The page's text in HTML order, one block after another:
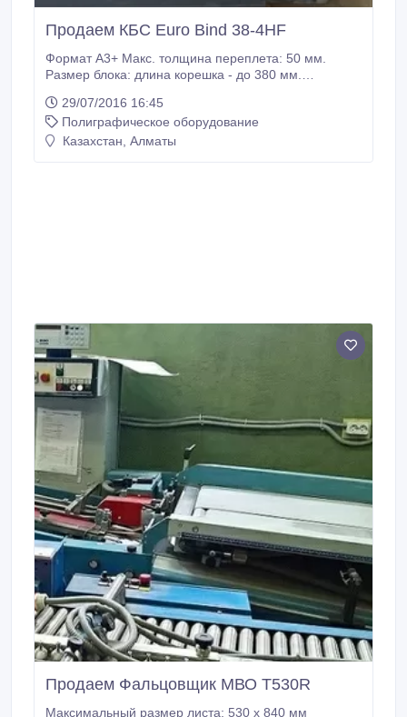
Продаем КБС Euro Bind 38-4HF
Формат А3+ Макс. толщина переплета: 50 мм.
Размер блока: длина корешка - до 380 мм.
Дополнительное оснащение: Блок холодного
скрепления, поглощение дыма (угольный фильтр),
удаление твердых отходов, боковая проклейка.
29/07/2016 16:45
Полиграфическое оборудование
Казахстан, Алматы
Продаем Фальцовщик МВО Т530R
Максимальный размер листа: 530 х 840 мм